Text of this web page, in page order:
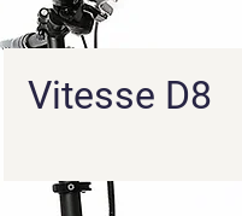
Vitesse D8